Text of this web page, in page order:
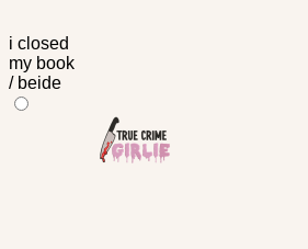
i closed
my book
/ beide